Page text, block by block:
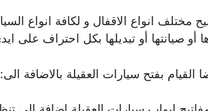
مختلف انواع الاقفال و لكافة انواع
أو صيانتها أو تبديلها بكل احتراف على
القيام بفتح سيارات العقيلة بالاضافة الى: